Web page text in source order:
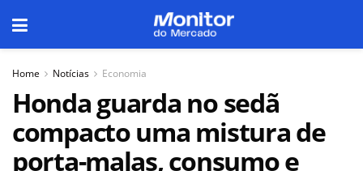
Home Notícias Economia
Honda guarda no sedã
compacto uma mistura de
porta-malas, consumo e